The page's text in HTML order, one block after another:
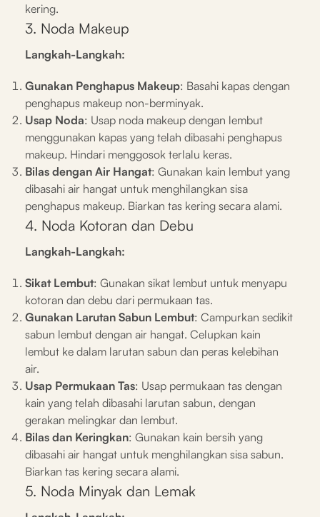
kering.
3. Noda Makeup
Langkah-Langkah:
Gunakan Penghapus Makeup: Basahi kapas dengan
penghapus makeup non-berminyak.
Usap Noda: Usap noda makeup dengan lembut
menggunakan kapas yang telah dibasahi penghapus
makeup. Hindari menggosok terlalu keras.
Bilas dengan Air Hangat: Gunakan kain lembut yang
dibasahi air hangat untuk menghilangkan sisa
penghapus makeup. Biarkan tas kering secara alami.
4. Noda Kotoran dan Debu
Langkah-Langkah:
Sikat Lembut: Gunakan sikat lembut untuk menyapu
kotoran dan debu dari permukaan tas.
Gunakan Larutan Sabun Lembut: Campurkan sedikit
sabun lembut dengan air hangat. Celupkan kain
lembut ke dalam larutan sabun dan peras kelebihan
air.
Usap Permukaan Tas: Usap permukaan tas dengan
kain yang telah dibasahi larutan sabun, dengan
gerakan melingkar dan lembut.
Bilas dan Keringkan: Gunakan kain bersih yang
dibasahi air hangat untuk menghilangkan sisa sabun.
Biarkan tas kering secara alami.
5. Noda Minyak dan Lemak